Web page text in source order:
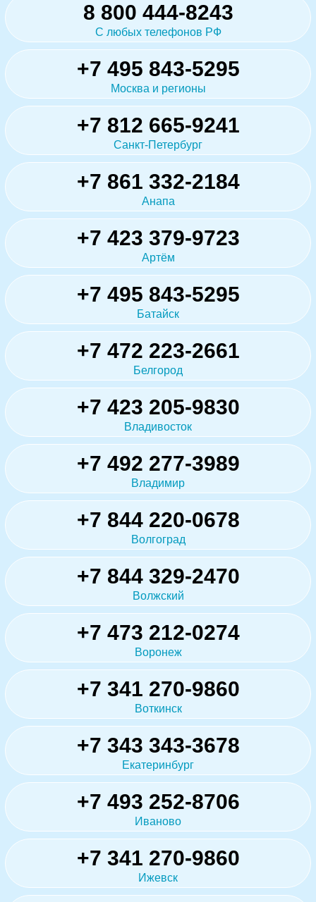
8 800 444-8243
С любых телефонов РФ
+7 495 843-5295
Москва и регионы
+7 812 665-9241
Санкт-Петербург
+7 861 332-2184
Анапа
+7 423 379-9723
Артём
+7 495 843-5295
Батайск
+7 472 223-2661
Белгород
+7 423 205-9830
Владивосток
+7 492 277-3989
Владимир
+7 844 220-0678
Волгоград
+7 844 329-2470
Волжский
+7 473 212-0274
Воронеж
+7 341 270-9860
Воткинск
+7 343 343-3678
Екатеринбург
+7 493 252-8706
Иваново
+7 341 270-9860
Ижевск